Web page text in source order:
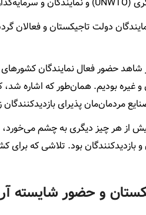
دولت تاجیکستان و فعالان
حضور فعال نمایندگان کشورهای
و غیره بودیم. همان‌طور که اشاره
مردمان‌مان پذیرای بازدیدکنندگان
از هر چیز دیگری به چشم
و بازدیدکنندگان بود. تلاشی که
و حضور شایسته